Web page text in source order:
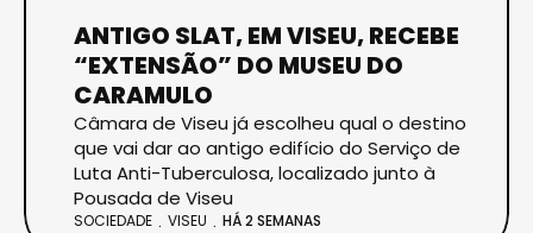
ANTIGO SLAT, EM VISEU, RECEBE
“EXTENSÃO” DO MUSEU DO
CARAMULO
Câmara de Viseu já escolheu qual o destino
que vai dar ao antigo edifício do Serviço de
Luta Anti-Tuberculosa, localizado junto à
Pousada de Viseu
SOCIEDADE VISEU HÁ 2 SEMANAS